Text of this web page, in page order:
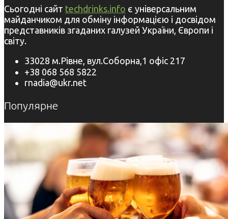
Сьогодні сайт techdrinks.info є універсальним
майданчиком для обміну інформацією і досвідом
представників згаданих галузей України, Європи і
світу.
33028 м.Рівне, вул.Соборна,1 офіс 217
+38 068 568 5822
rnadia@ukr.net
Популярне